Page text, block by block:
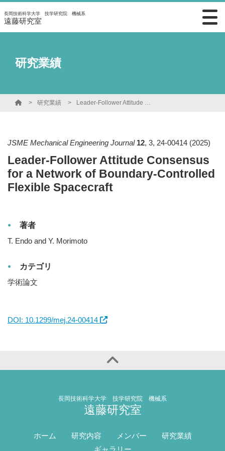
長岡技術科学大学 技学研究院 機械系
遠藤研究室
研究業績
研究業績 Leader-Follower Attitude Consensus for a Network of Boundary-Controlled Flexible Spacecraft
JSME Mechanical Engineering Journal 12, 3, 24-00414 (2025)
Leader-Follower Attitude Consensus
for a Network of Boundary-Controlled
Flexible Spacecraft
著者
T. Endo and Y. Morimoto
カテゴリ
学術論文
DOI: 10.1299/mej.24-00414
長岡技術科学大学 技学研究院 機械系
遠藤研究室
ホーム 研究内容 メンバー
研究業績
ギャラリー